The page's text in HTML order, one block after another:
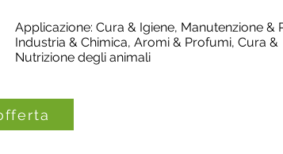
Applicazione: Cura & Igiene, Manutenzione &
Industria & Chimica, Aromi & Profumi, Cura &
Nutrizione degli animali